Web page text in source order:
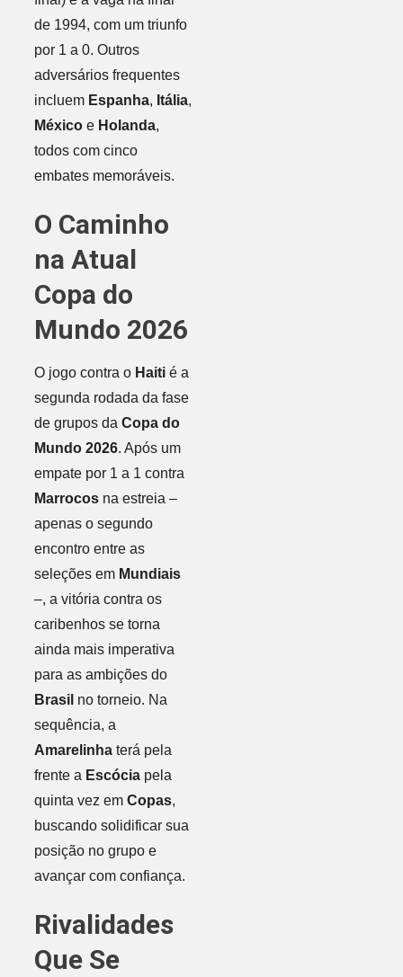
de 1994, com um triunfo
por 1 a 0. Outros
adversários frequentes
incluem Espanha, Itália,
Méxicoe Holanda,
todos com cinco
embates memoráveis.
O Caminho
na Atual
Copa do
Mundo 2026
O jogo contra o Haitié a
segunda rodada da fase
de grupos da Copa do
Mundo 2026. Após um
empate por 1 a 1 contra
Marrocosna estreia –
apenas o segundo
encontro entre as
seleções em Mundiais
–, a vitória contra os
caribenhos se torna
ainda mais imperativa
para as ambições do
Brasil no torneio. Na
sequência, a
Amarelinhaterá pela
frente a Escóciapela
quinta vez em Copas,
buscando solidificar sua
posição no grupo e
avançar com confiança.
Rivalidades
Que Se